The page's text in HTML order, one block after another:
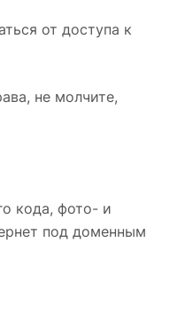
от доступа к
не молчите,
кода, фото- и
под доменным